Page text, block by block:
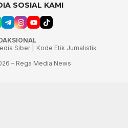
SOSIAL KAMI
Siber |
Kode Etik Jurnalistik
– Rega Media News